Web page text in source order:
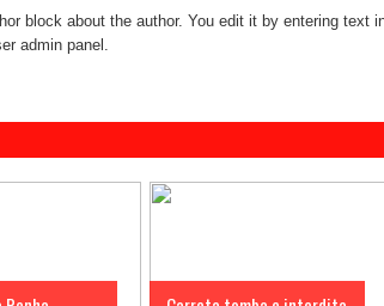
block about the author. You edit it by entering text
admin panel.